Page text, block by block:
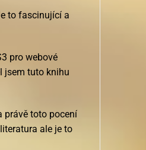
to fascinující a
pro webové
jsem tuto knihu
právě toto pocení
ale je to